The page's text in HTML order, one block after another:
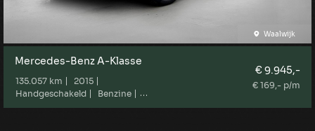
Waalwijk
Mercedes-Benz A-Klasse
135.057 km
2015
Handgeschakeld
Benzine
Marge
€ 9.945,-
€ 169,- p/m